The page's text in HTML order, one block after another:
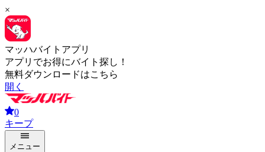
×
マッハバイトアプリ
アプリでお得にバイト探し！
無料ダウンロードはこちら
開く
0
キープ
メニュー